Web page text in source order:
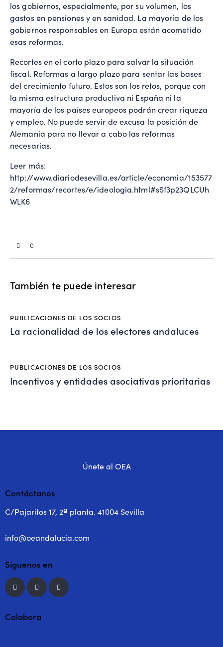
los gobiernos, especialmente, por su volumen, los
gastos en pensiones y en sanidad. La mayoría de los
gobiernos responsables en Europa están acometido
esas reformas.
Recortes en el corto plazo para salvar la situación
fiscal. Reformas a largo plazo para sentar las bases
del crecimiento futuro. Estos son los retos, porque con
la misma estructura productiva ni España ni la
mayoría de los países europeos podrán crear riqueza
y empleo. No puede servir de excusa la posición de
Alemania para no llevar a cabo las reformas
necesarias.
Leer más:
http://www.diariodesevilla.es/article/economia/153577
2/reformas/recortes/e/ideologia.html#sSf3p23QLCUh
WLK6
0
También te puede interesar
PUBLICACIONES DE LOS SOCIOS
La racionalidad de los electores andaluces
PUBLICACIONES DE LOS SOCIOS
Incentivos y entidades asociativas prioritarias
Únete al OEA
Contáctanos
C/Pajaritos 17, 2ª planta. 41004 Sevilla
info@oeandalucia.com
Síguenos en
Colabora